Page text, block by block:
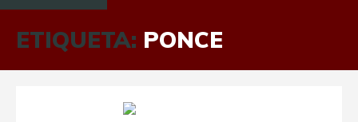
ETIQUETA: PONCE